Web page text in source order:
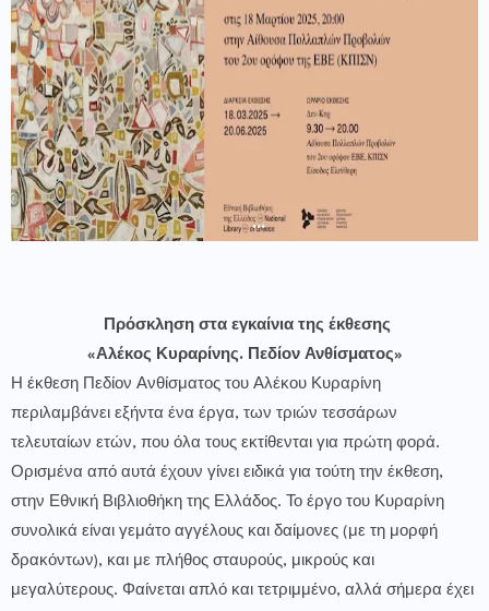
Πρόσκληση στα εγκαίνια της έκθεσης
«Αλέκος Κυραρίνης. Πεδίον Ανθίσματος»
Η έκθεση Πεδίον Ανθίσματος του Αλέκου Κυραρίνη
περιλαμβάνει εξήντα ένα έργα, των τριών τεσσάρων
τελευταίων ετών, που όλα τους εκτίθενται για πρώτη φορά.
Ορισμένα από αυτά έχουν γίνει ειδικά για τούτη την έκθεση,
στην Εθνική Βιβλιοθήκη της Ελλάδος. Το έργο του Κυραρίνη
συνολικά είναι γεμάτο αγγέλους και δαίμονες (με τη μορφή
δρακόντων), και με πλήθος σταυρούς, μικρούς και
μεγαλύτερους. Φαίνεται απλό και τετριμμένο, αλλά σήμερα έχει